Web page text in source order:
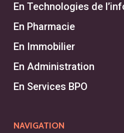
En Technologies de
En Pharmacie
En Immobilier
En Administration
En Services BPO
NAVIGATION